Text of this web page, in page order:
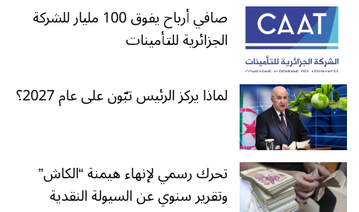
صافي أرباح يفوق 100 مليار للشركة
الجزائرية للتأمينات
لماذا يركز الرئيس تبّون على عام 2027؟
تحرك رسمي لإنهاء هيمنة “الكاش”
وتقرير سنوي عن السيولة النقدية